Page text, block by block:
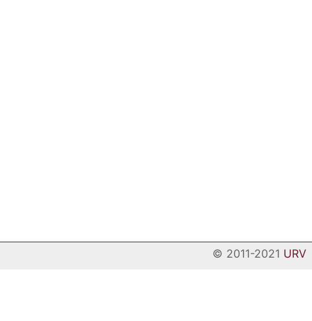
© 2011-2021 URV